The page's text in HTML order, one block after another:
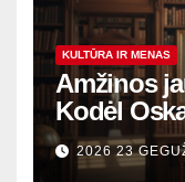
KULTŪRA IR MENAS
Amžinos
Kodėl
šiandien
kada?
2026 23